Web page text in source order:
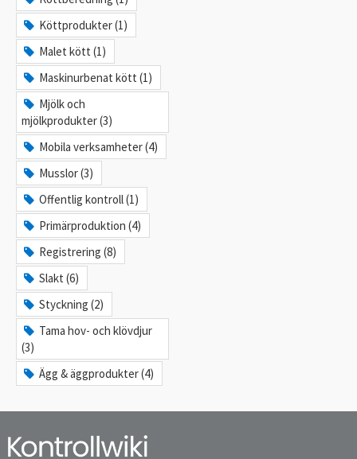
Köttprodukter (1)
Malet kött (1)
Maskinurbenat kött (1)
Mjölk och
mjölkprodukter (3)
Mobila verksamheter (4)
Musslor (3)
Offentlig kontroll (1)
Primärproduktion (4)
Registrering (8)
Slakt (6)
Styckning (2)
Tama hov- och klövdjur
(3)
Ägg & äggprodukter (4)